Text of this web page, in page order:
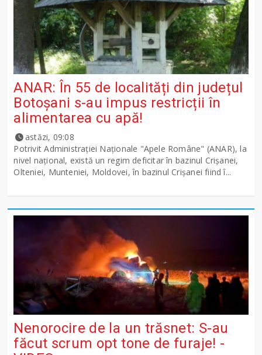
ANAR: În 55 de localități din județul
Botoșani s-au impus restricții în
alimentarea cu apă!
astăzi, 09:08
Potrivit Administraţiei Naţionale "Apele Române" (ANAR), la
nivel naţional, există un regim deficitar în bazinul Crişanei,
Olteniei, Munteniei, Moldovei, în bazinul Crişanei fiind î...
Nenorocire de la un trăsnet: S-au
făcut scrum opt tone de furaje! -